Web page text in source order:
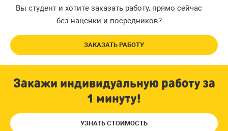
Вы студент и хотите заказать работу, прямо сейчас
без наценки и посредников?
ЗАКАЗАТЬ РАБОТУ
Закажи индивидуальную работу за
1 минуту!
УЗНАТЬ СТОИМОСТЬ